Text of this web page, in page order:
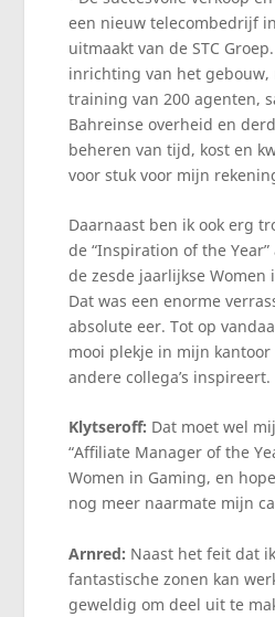
een nieuw telecombedrijf
uitmaakt van de STC
inrichting van het
training van 200 agenten,
Bahreinse overheid en
beheren van tijd, kost en
voor stuk voor mijn
Daarnaast ben ik ook erg
de “Inspiration of the
de zesde jaarlijkse Women
Dat was een enorme
absolute eer. Tot op
mooi plekje in mijn
andere collega’s inspireert.
Klytseroff: Dat moet wel
“Affiliate Manager of the
Women in Gaming, en
nog meer naarmate mijn
Arnred: Naast het feit dat
fantastische zonen kan
geweldig om deel uit te